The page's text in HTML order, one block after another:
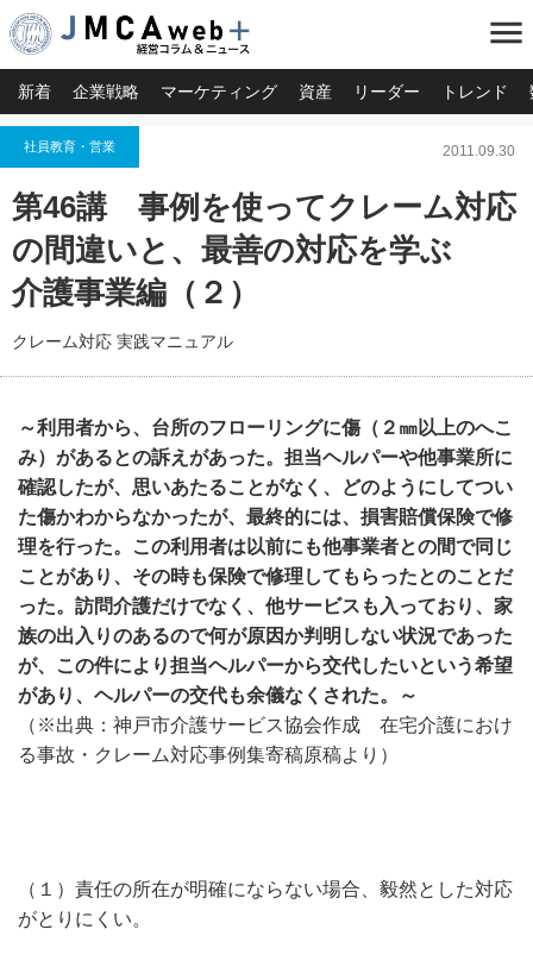
menu
新着 企業戦略 マーケティング 資産 リーダー トレンド
社員教育・営業 2011.09.30
第46講 事例を使ってクレーム対応
の間違いと、最善の対応を学ぶ
介護事業編（２）
クレーム対応 実践マニュアル
～利用者から、台所のフローリングに傷（２㎜以上のへこ
み）があるとの訴えがあった。担当ヘルパーや他事業所に
確認したが、思いあたることがなく、どのようにしてつい
た傷かわからなかったが、最終的には、損害賠償保険で修
理を行った。この利用者は以前にも他事業者との間で同じ
ことがあり、その時も保険で修理してもらったとのことだ
った。訪問介護だけでなく、他サービスも入っており、家
族の出入りのあるので何が原因か判明しない状況であった
が、この件により担当ヘルパーから交代したいという希望
があり、ヘルパーの交代も余儀なくされた。～
（※出典：神戸市介護サービス協会作成 在宅介護におけ
る事故・クレーム対応事例集寄稿原稿より）
（１）責任の所在が明確にならない場合、毅然とした対応
がとりにくい。